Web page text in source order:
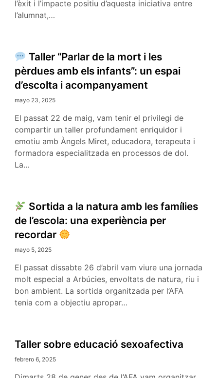
l’èxit i l’impacte positiu d’aquesta iniciativa entre
l’alumnat,…
Taller “Parlar de la mort i les
pèrdues amb els infants”: un espai
d’escolta i acompanyament
mayo 23, 2025
El passat 22 de maig, vam tenir el privilegi de
compartir un taller profundament enriquidor i
emotiu amb Àngels Miret, educadora, terapeuta i
formadora especialitzada en processos de dol.
La…
Sortida a la natura amb les famílies
de l’escola: una experiència per
recordar
mayo 5, 2025
El passat dissabte 26 d’abril vam viure una jornada
molt especial a Arbúcies, envoltats de natura, riu i
bon ambient. La sortida organitzada per l’AFA
tenia com a objectiu apropar…
Taller sobre educació sexoafectiva
febrero 6, 2025